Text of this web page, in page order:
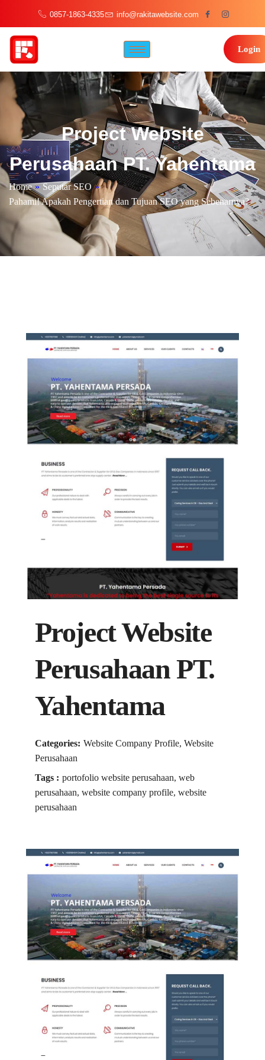
0857-1863-4335 info@rakitawebsite.com
Login
Project Website
Perusahaan PT. Yahentama
Home » Seputar SEO »
Pahami! Apakah Pengertian dan Tujuan SEO yang Sebenarnya?
Project Website
Perusahaan PT.
Yahentama
Categories: Website Company Profile, Website
Perusahaan
Tags : portofolio website perusahaan, web
perusahaan, website company profile, website
perusahaan